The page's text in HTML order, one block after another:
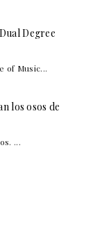
Degree
of Music...
los osos de
...